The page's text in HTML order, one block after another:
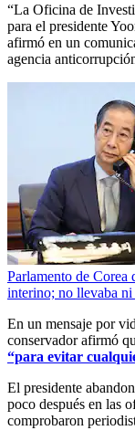
“La Oficina de
para el presidente
afirmó en un
agencia
Parlamento de Corea
interino; no llevaba ni
En un mensaje por
conservador afirmó
“para evitar
El presidente
poco después en las
comprobaron